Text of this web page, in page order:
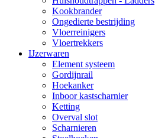
Kookbrander
Ongedierte bestrijding
Vloerreinigers
Vloertrekkers
IJzerwaren
Element systeem
Gordijnrail
Hoekanker
Inboor kastscharnier
Ketting
Overval slot
Scharnieren